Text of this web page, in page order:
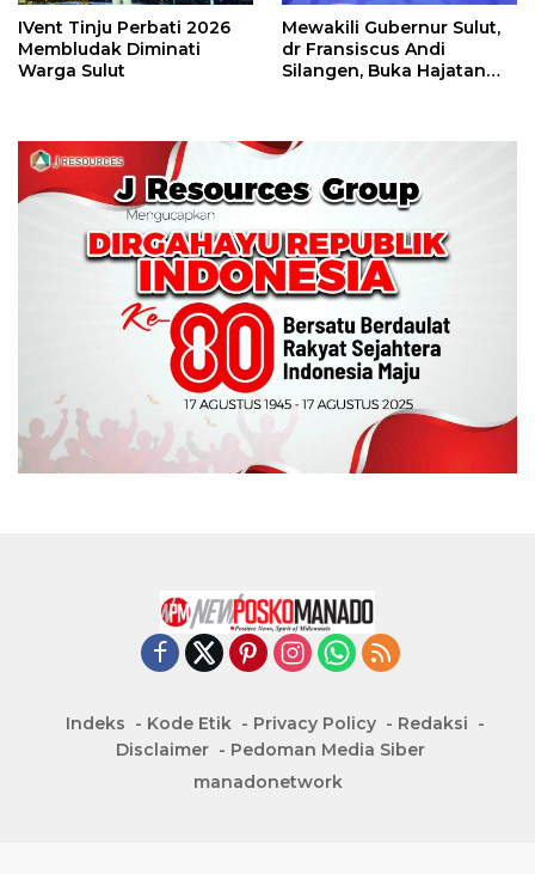
IVent Tinju Perbati 2026
Membludak Diminati
Warga Sulut
Mewakili Gubernur Sulut,
dr Fransiscus Andi
Silangen, Buka Hajatan
Indeks Kode Etik Privacy Policy
Redaksi
Disclaimer
Pedoman Media Siber
manadonetwork